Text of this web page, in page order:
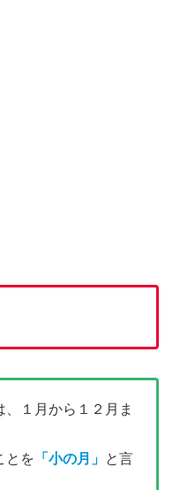
１月から１２月ま
とを 「小の月」 と言